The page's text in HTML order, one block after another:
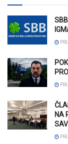
NA